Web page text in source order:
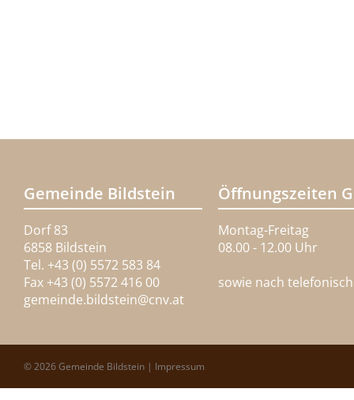
Gemeinde Bildstein
Dorf 83
6858 Bildstein
Tel. +43 (0) 5572 583 84
Fax +43 (0) 5572 416 00
gemeinde.bildstein@cnv.at
Öffnungszeiten
Montag-Freitag
08.00 - 12.00 Uhr
sowie nach
© 2026 Gemeinde Bildstein | Impressum